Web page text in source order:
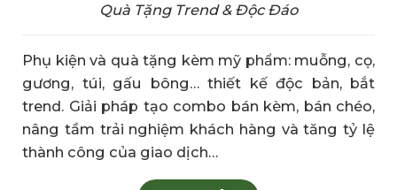
Quà Tặng Trend & Độc Đáo
Phụ kiện và quà tặng kèm mỹ phẩm: muỗng, cọ,
gương, túi, gấu bông… thiết kế độc bản, bắt
trend. Giải pháp tạo combo bán kèm, bán chéo,
nâng tầm trải nghiệm khách hàng và tăng tỷ lệ
thành công của giao dịch…